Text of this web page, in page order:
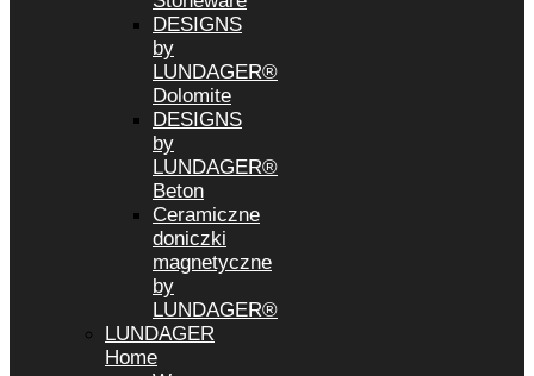
DESIGNS
by
LUNDAGER®
Dolomite
DESIGNS
by
LUNDAGER®
Beton
Ceramiczne
doniczki
magnetyczne
by
LUNDAGER®
LUNDAGER
Home